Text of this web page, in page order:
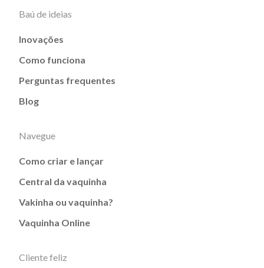
Baú de ideias
Inovações
Como funciona
Perguntas frequentes
Blog
Navegue
Como criar e lançar
Central da vaquinha
Vakinha ou vaquinha?
Vaquinha Online
Cliente feliz